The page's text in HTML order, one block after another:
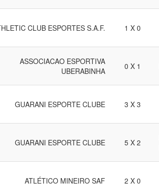
CLUB ESPORTES S.A.F. 1 X 0
ASSOCIACAO ESPORTIVA
UBERABINHA
0 X 1
GUARANI ESPORTE CLUBE 3 X 3
GUARANI ESPORTE CLUBE 5 X 2
ATLÉTICO MINEIRO SAF 2 X 0